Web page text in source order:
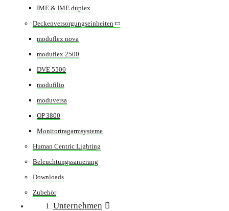
IME & IME duplex
Deckenversorgungseinheiten
moduflex nova
moduflex 2500
DVE 5500
modufilio
moduversa
OP 3800
Monitortragarmsysteme
Human Centric Lighting
Beleuchtungssanierung
Downloads
Zubehör
Unternehmen